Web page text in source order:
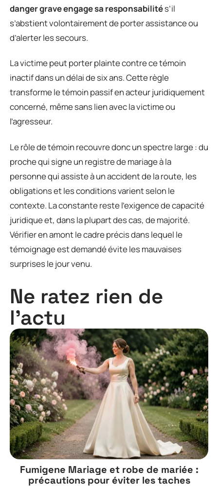
danger grave engage sa responsabilités’il
s’abstient volontairement de porter assistance ou
d’alerter les secours.
La victime peut porter plainte contre ce témoin
inactif dans un délai de six ans. Cette règle
transforme le témoin passif en acteur juridiquement
concerné, même sans lien avec la victime ou
l’agresseur.
Le rôle de témoin recouvre donc un spectre large : du
proche qui signe un registre de mariage à la
personne qui assiste à un accident de la route, les
obligations et les conditions varient selon le
contexte. La constante reste l’exigence de capacité
juridique et, dans la plupart des cas, de majorité.
Vérifier en amont le cadre précis dans lequel le
témoignage est demandé évite les mauvaises
surprises le jour venu.
Ne ratez rien de
l'actu
Fumigene Mariage et robe de mariée :
précautions pour éviter les taches